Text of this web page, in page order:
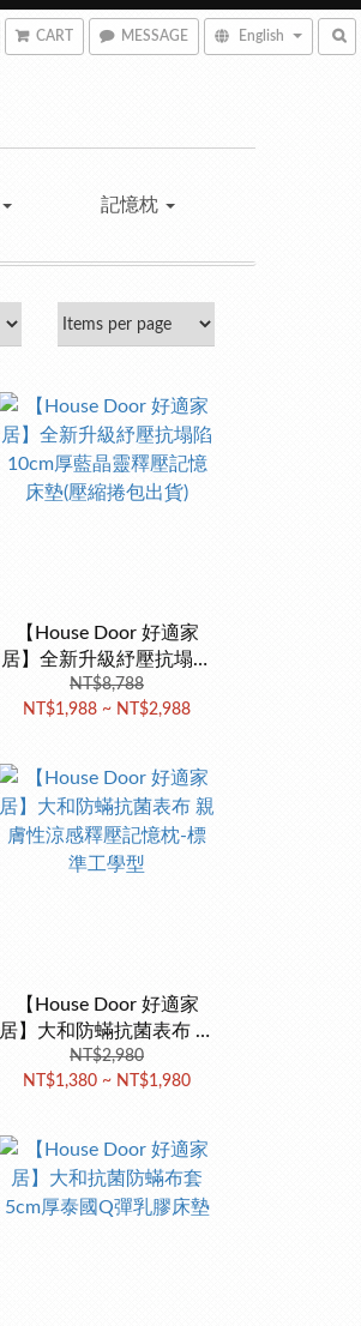
CART MESSAGE English
記憶枕
【House Door 好適家
居】全新升級紓壓抗塌陷
10cm厚藍晶靈釋壓記憶
床墊(壓縮捲包出貨)
NT$8,788
NT$1,988 ~ NT$2,988
【House Door 好適家
居】大和防蟎抗菌表布 親
膚性涼感釋壓記憶枕-標
準工學型
NT$2,980
NT$1,380 ~ NT$1,980